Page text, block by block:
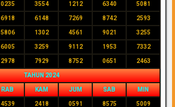
0235 3554 1212 6340 5081
6918 6148 7269 8742 2593
5806 1302 4561 9021 3255
6005 3259 9112 1953 7332
2978 7929 8752 0651 2463
TAHUN 2024
RAB KAM JUM SAB MIN
4539 2418 0591 8575 5009